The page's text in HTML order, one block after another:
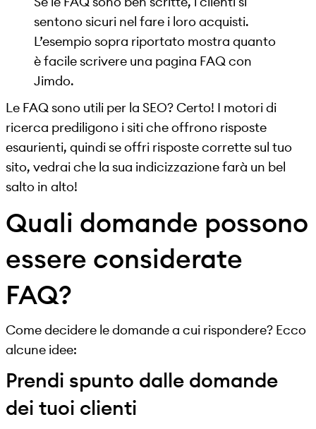
sentono sicuri nel fare i loro acquisti.
L’esempio sopra riportato mostra quanto
è facile scrivere una pagina FAQ con
Jimdo.
Le FAQ sono utili per la SEO? Certo! I motori di
ricerca prediligono i siti che offrono risposte
esaurienti, quindi se offri risposte corrette sul tuo
sito, vedrai che la sua indicizzazione farà un bel
salto in alto!
Quali domande possono
essere considerate
FAQ?
Come decidere le domande a cui rispondere? Ecco
alcune idee:
Prendi spunto dalle domande
dei tuoi clienti